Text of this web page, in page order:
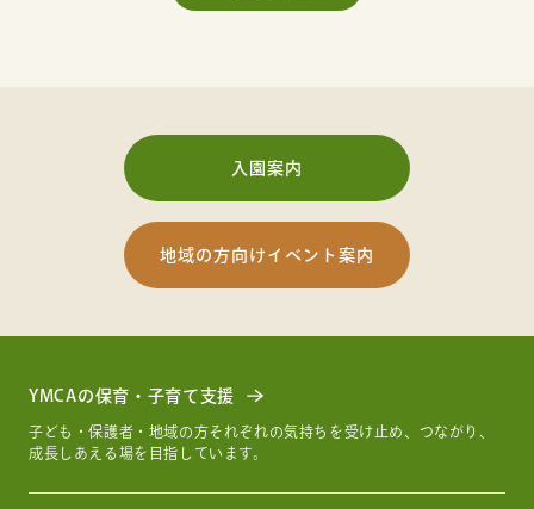
入園案内
地域の方向けイベント案内
YMCAの保育・子育て支援
子ども・保護者・地域の方それぞれの気持ちを受け止め、つながり、
成長しあえる場を目指しています。